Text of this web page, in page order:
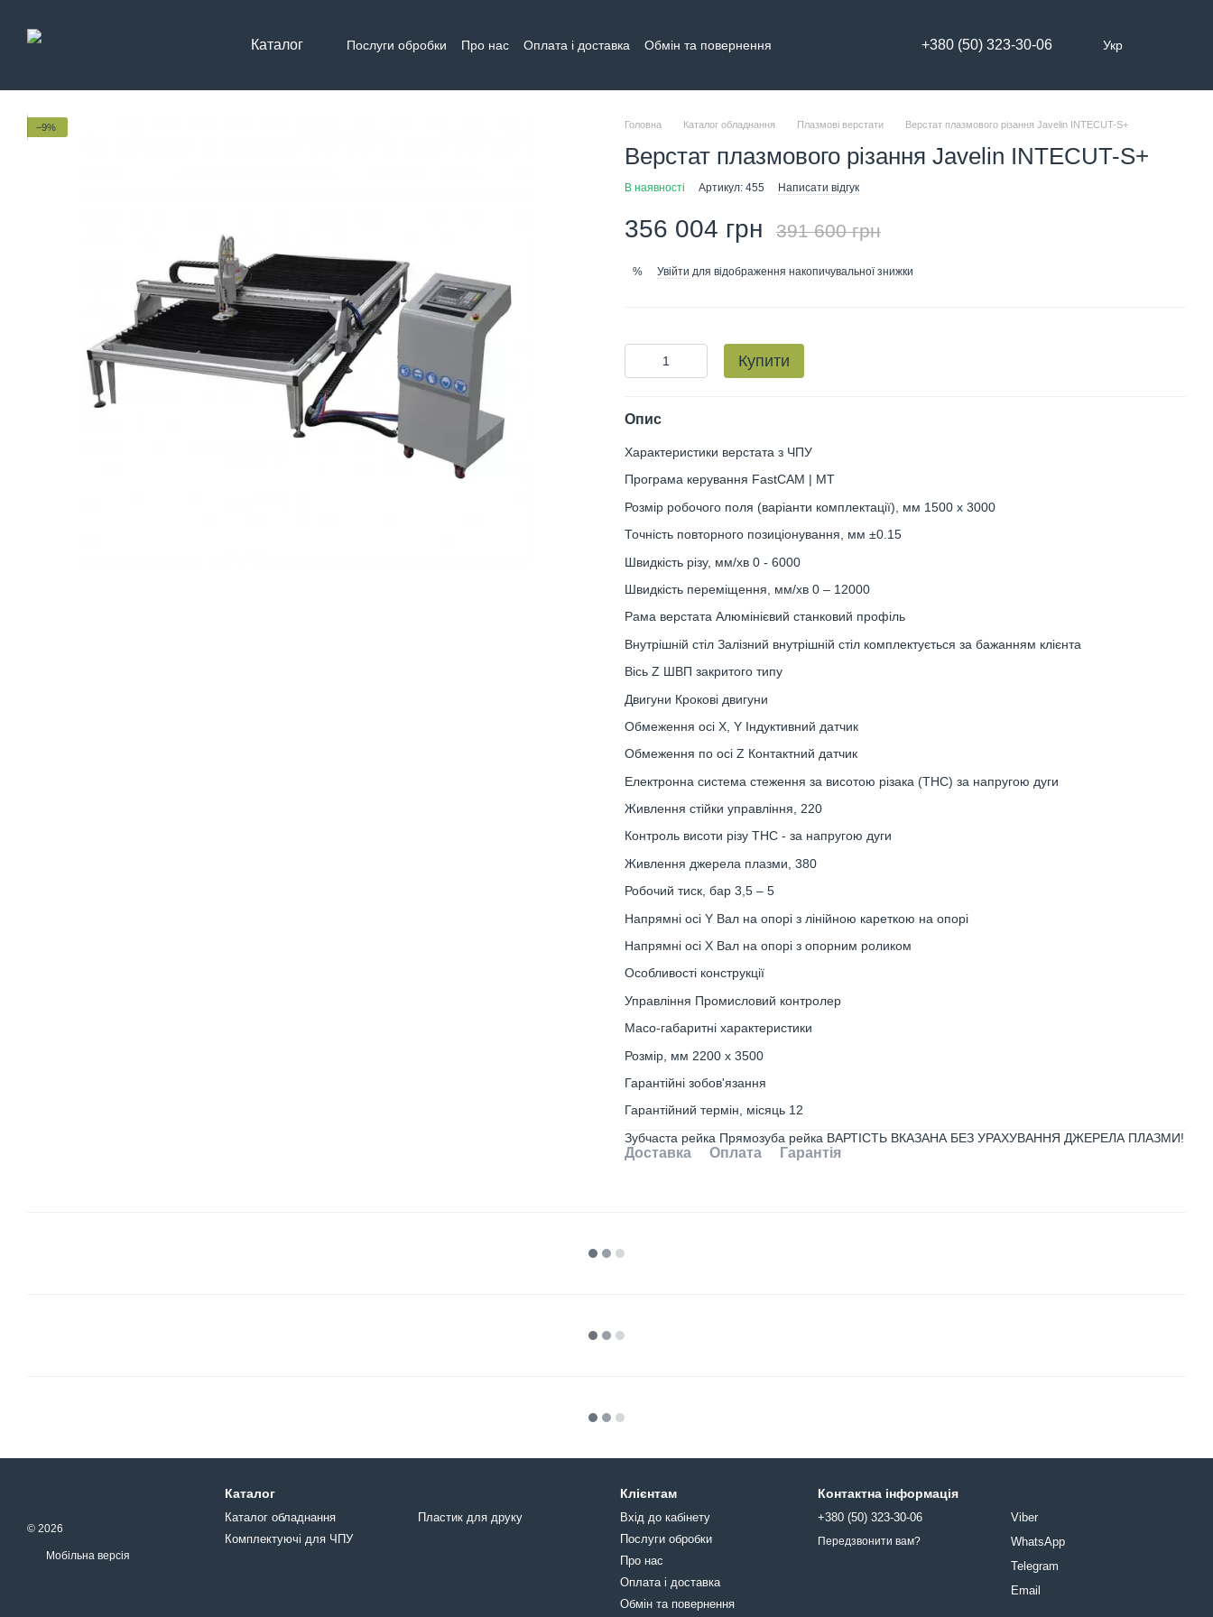
Каталог Послуги обробки Про нас Оплата і доставка
Обмін та повернення
+380 (50) 323-30-06 Укр
−9% Головна Каталог обладнання Плазмові верстати Верстат плазмового різання Javelin INTECUT-S+
Верстат плазмового різання Javelin INTECUT-S+
В наявності Артикул: 455 Написати відгук
356 004 грн 391 600 грн
% Увійти для відображення накопичувальної знижки
Купити
Опис
Характеристики верстата з ЧПУ
Програма керування FastCAM | MT
Розмір робочого поля (варіанти комплектації), мм 1500 х 3000
Точність повторного позиціонування, мм ±0.15
Швидкість різу, мм/хв 0 - 6000
Швидкість переміщення, мм/хв 0 – 12000
Рама верстата Алюмінієвий станковий профіль
Внутрішній стіл Залізний внутрішній стіл комплектується за бажанням клієнта
Вісь Z ШВП закритого типу
Двигуни Крокові двигуни
Обмеження осі X, Y Індуктивний датчик
Обмеження по осі Z Контактний датчик
Електронна система стеження за висотою різака (THC) за напругою дуги
Живлення стійки управління, 220
Контроль висоти різу ТНС - за напругою дуги
Живлення джерела плазми, 380
Робочий тиск, бар 3,5 – 5
Напрямні осі Y Вал на опорі з лінійною кареткою на опорі
Напрямні осі X Вал на опорі з опорним роликом
Особливості конструкції
Управління Промисловий контролер
Масо-габаритні характеристики
Розмір, мм 2200 х 3500
Гарантійні зобов'язання
Гарантійний термін, місяць 12
Зубчаста рейка Прямозуба рейка ВАРТІСТЬ ВКАЗАНА БЕЗ УРАХУВАННЯ ДЖЕРЕЛА ПЛАЗМИ!
Доставка Оплата Гарантія
© 2026
Мобільна версія
Каталог
Каталог обладнання
Комплектуючі для ЧПУ
Пластик для друку
Клієнтам
Вхід до кабінету
Послуги обробки
Про нас
Оплата і доставка
Обмін та повернення
Контактна інформація
+380 (50) 323-30-06
Передзвонити вам?
Viber
WhatsApp
Telegram
Email